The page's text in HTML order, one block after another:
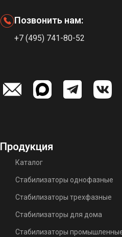
Позвонить нам:
+7 (495) 741-80-52
Продукция
Каталог
Стабилизаторы однофазные
Стабилизаторы трехфазные
Стабилизаторы для дома
Стабилизаторы